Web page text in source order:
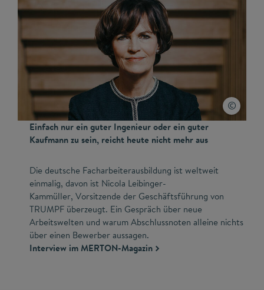
Einfach nur ein guter Ingenieur oder ein guter
Kaufmann zu sein, reicht heute nicht mehr aus
Die deutsche Facharbeiterausbildung ist weltweit
einmalig, davon ist Nicola Leibinger-
Kammüller, Vorsitzende der Geschäftsführung von
TRUMPF überzeugt. Ein Gespräch über neue
Arbeitswelten und warum Abschlussnoten alleine nichts
über einen Bewerber aussagen.
Interview im MERTON-Magazin